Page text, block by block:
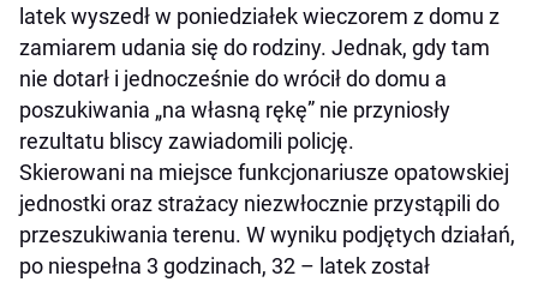
latek wyszedł w poniedziałek wieczorem z domu z
zamiarem udania się do rodziny. Jednak, gdy tam
nie dotarł i jednocześnie do wrócił do domu a
poszukiwania „na własną rękę” nie przyniosły
rezultatu bliscy zawiadomili policję.
Skierowani na miejsce funkcjonariusze opatowskiej
jednostki oraz strażacy niezwłocznie przystąpili do
przeszukiwania terenu. W wyniku podjętych działań,
po niespełna 3 godzinach, 32 – latek został